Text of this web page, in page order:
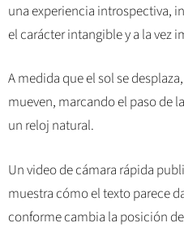
una experiencia introspectiva,
el carácter intangible y a la vez
A medida que el sol se
mueven, marcando el paso de
un reloj natural.
Un video de cámara rápida
muestra cómo el texto parece
conforme cambia la posición